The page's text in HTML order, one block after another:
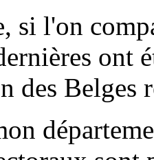
si l'on
ont
des Belges